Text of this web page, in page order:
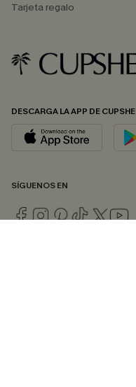
Tarjeta regalo
DESCARGA LA APP DE CUPSHE
SÍGUENOS EN